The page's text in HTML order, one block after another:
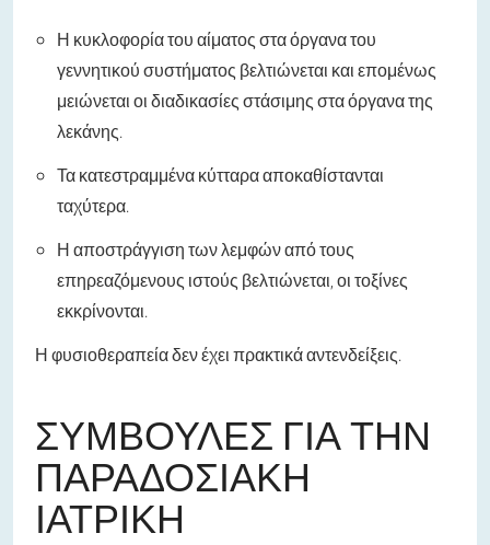
Η κυκλοφορία του αίματος στα όργανα του
γεννητικού συστήματος βελτιώνεται και επομένως
μειώνεται οι διαδικασίες στάσιμης στα όργανα της
λεκάνης.
Τα κατεστραμμένα κύτταρα αποκαθίστανται
ταχύτερα.
Η αποστράγγιση των λεμφών από τους
επηρεαζόμενους ιστούς βελτιώνεται, οι τοξίνες
εκκρίνονται.
Η φυσιοθεραπεία δεν έχει πρακτικά αντενδείξεις.
ΣΥΜΒΟΥΛΈΣ ΓΙΑ ΤΗΝ
ΠΑΡΑΔΟΣΙΑΚΉ
ΙΑΤΡΙΚΉ